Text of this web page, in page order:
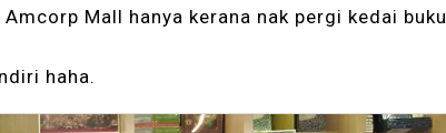
Mall hanya kerana nak pergi kedai buku
haha.